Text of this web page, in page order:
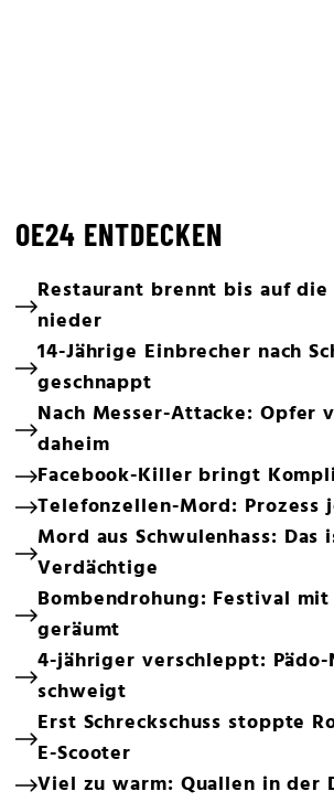
OE24 ENTDECKEN
Restaurant brennt bis auf die
nieder
14-Jährige Einbrecher nach
geschnappt
Nach Messer-Attacke: Opfer
daheim
Facebook-Killer bringt
Telefonzellen-Mord:
Mord aus Schwulenhass: Das
Verdächtige
Bombendrohung: Festival mit
geräumt
4-jähriger verschleppt: Pädo-
schweigt
Erst Schreckschuss stoppte
E-Scooter
Viel zu warm: Quallen in der